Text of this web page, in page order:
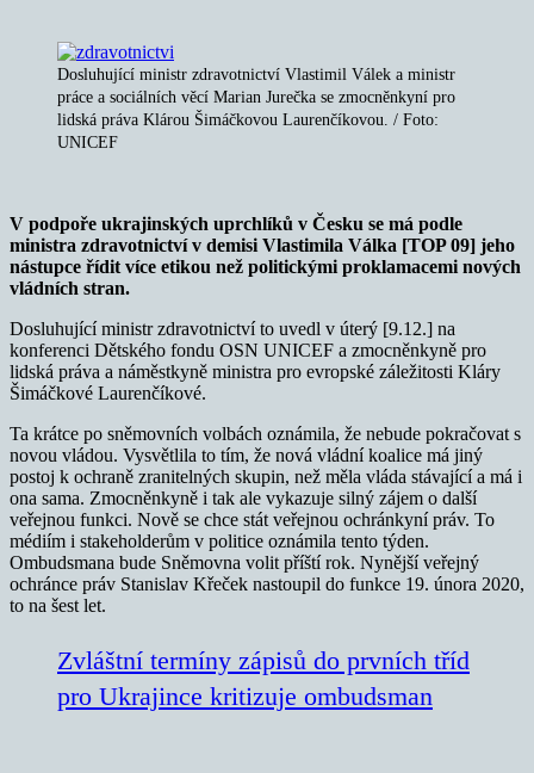
Dosluhující ministr zdravotnictví Vlastimil Válek a ministr
práce a sociálních věcí Marian Jurečka se zmocněnkyní pro
lidská práva Klárou Šimáčkovou Laurenčíkovou. / Foto:
UNICEF
V podpoře ukrajinských uprchlíků v Česku se má podle
ministra zdravotnictví v demisi Vlastimila Válka [TOP 09] jeho
nástupce řídit více etikou než politickými proklamacemi nových
vládních stran.
Dosluhující ministr zdravotnictví to uvedl v úterý [9.12.] na
konferenci Dětského fondu OSN UNICEF a zmocněnkyně pro
lidská práva a náměstkyně ministra pro evropské záležitosti Kláry
Šimáčkové Laurenčíkové.
Ta krátce po sněmovních volbách oznámila, že nebude pokračovat s
novou vládou. Vysvětlila to tím, že nová vládní koalice má jiný
postoj k ochraně zranitelných skupin, než měla vláda stávající a má i
ona sama. Zmocněnkyně i tak ale vykazuje silný zájem o další
veřejnou funkci. Nově se chce stát veřejnou ochránkyní práv. To
médiím i stakeholderům v politice oznámila tento týden.
Ombudsmana bude Sněmovna volit příští rok. Nynější veřejný
ochránce práv Stanislav Křeček nastoupil do funkce 19. února 2020,
to na šest let.
Zvláštní termíny zápisů do prvních tříd
pro Ukrajince kritizuje ombudsman